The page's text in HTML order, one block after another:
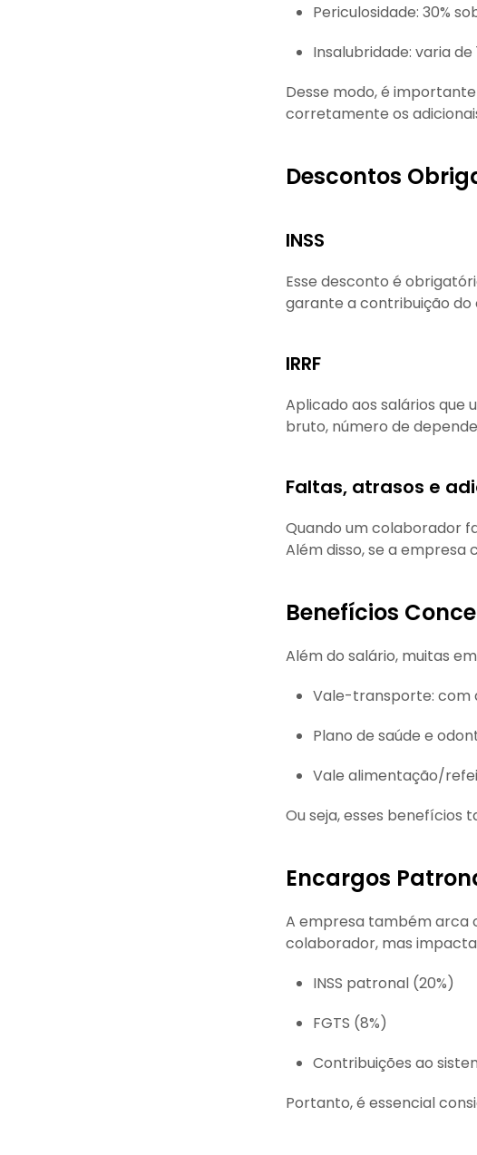
Periculosidade: 30%
Insalubridade: varia de
Desse modo, é
corretamente os
Descontos
INSS
Esse desconto é
garante a contribuição do
IRRF
Aplicado aos salários que
bruto, número de
Faltas, atrasos e
Quando um colaborador
Além disso, se a empresa
Benefícios
Além do salário, muitas
Vale-transporte: com
Plano de saúde e
Vale alimentação/
Ou seja, esses benefícios
Encargos
A empresa também arca
colaborador, mas
INSS patronal (20%)
FGTS (8%)
Contribuições ao
Portanto, é essencial